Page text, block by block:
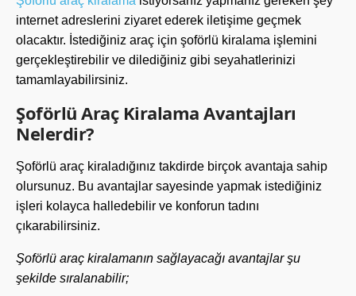
internet adreslerini ziyaret ederek iletişime geçmek
olacaktır. İstediğiniz araç için şoförlü kiralama işlemini
gerçekleştirebilir ve dilediğiniz gibi seyahatlerinizi
tamamlayabilirsiniz.
Şoförlü Araç Kiralama Avantajları
Nelerdir?
Şoförlü araç kiraladığınız takdirde birçok avantaja sahip
olursunuz. Bu avantajlar sayesinde yapmak istediğiniz
işleri kolayca halledebilir ve konforun tadını
çıkarabilirsiniz.
Şoförlü araç kiralamanın sağlayacağı avantajlar şu
şekilde sıralanabilir;